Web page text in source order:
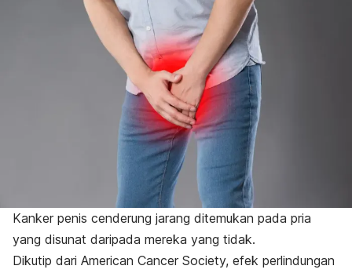
Kanker penis cenderung jarang ditemukan pada pria
yang disunat daripada mereka yang tidak.
Dikutip dari American Cancer Society, efek perlindungan